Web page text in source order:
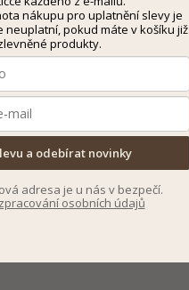
nákupu pro uplatnění slevy je
neuplatní, pokud máte v košíku již
produkty.
a odebírat novinky
adresa je u nás v bezpečí.
osobních údajů